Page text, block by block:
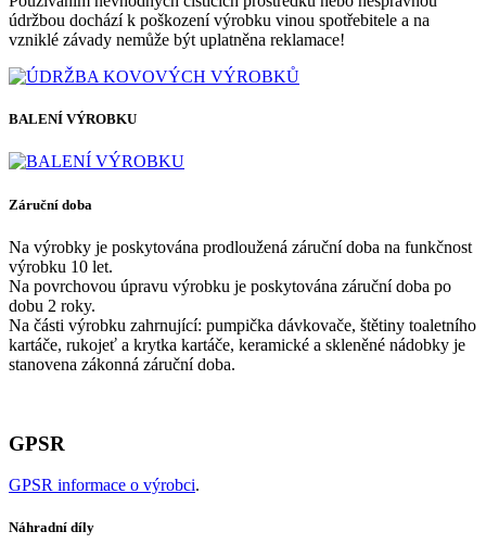
údržbou dochází k poškození výrobku vinou spotřebitele a na
vzniklé závady nemůže být uplatněna reklamace!
BALENÍ VÝROBKU
Záruční doba
Na výrobky je poskytována prodloužená záruční doba na funkčnost
výrobku 10 let.
Na povrchovou úpravu výrobku je poskytována záruční doba po
dobu 2 roky.
Na části výrobku zahrnující: pumpička dávkovače, štětiny toaletního
kartáče, rukojeť a krytka kartáče, keramické a skleněné nádobky je
stanovena zákonná záruční doba.
GPSR
GPSR informace o výrobci.
Náhradní díly